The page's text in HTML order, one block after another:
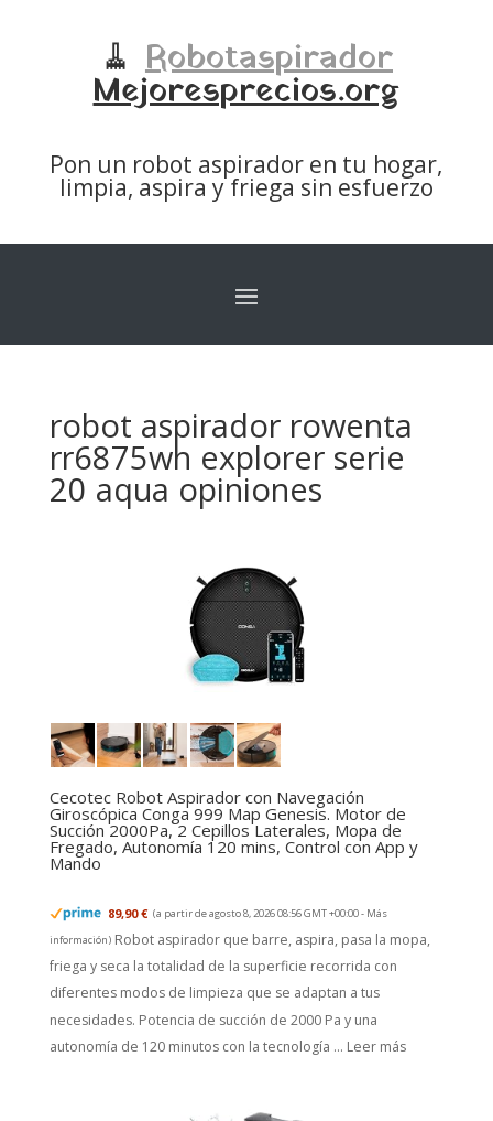
🧹 Robotaspirador
Mejoresprecios.org
Pon un robot aspirador en tu hogar,
limpia, aspira y friega sin esfuerzo
robot aspirador rowenta
rr6875wh explorer serie
20 aqua opiniones
Cecotec Robot Aspirador con Navegación
Giroscópica Conga 999 Map Genesis. Motor de
Succión 2000Pa, 2 Cepillos Laterales, Mopa de
Fregado, Autonomía 120 mins, Control con App y
Mando
89,90 € (a partir de agosto 8, 2026 08:56 GMT +00:00 - Más
información) Robot aspirador que barre, aspira, pasa la mopa,
friega y seca la totalidad de la superficie recorrida con
diferentes modos de limpieza que se adaptan a tus
necesidades. Potencia de succión de 2000 Pa y una
autonomía de 120 minutos con la tecnología ... Leer más